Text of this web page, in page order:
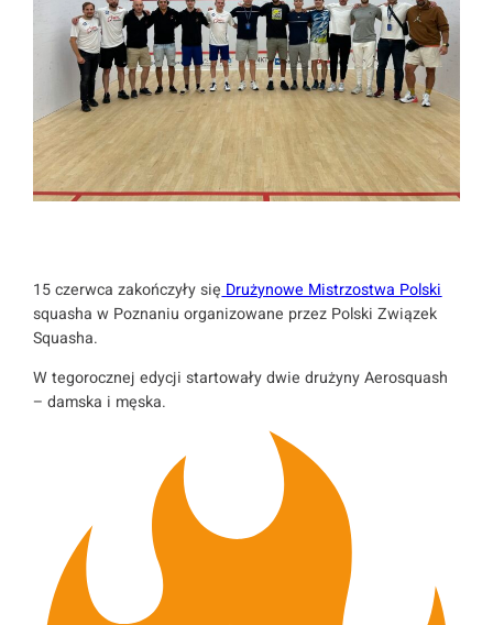
15 czerwca zakończyły się Drużynowe Mistrzostwa Polski
squasha w Poznaniu organizowane przez Polski Związek
Squasha.
W tegorocznej edycji startowały dwie drużyny Aerosquash
– damska i męska.